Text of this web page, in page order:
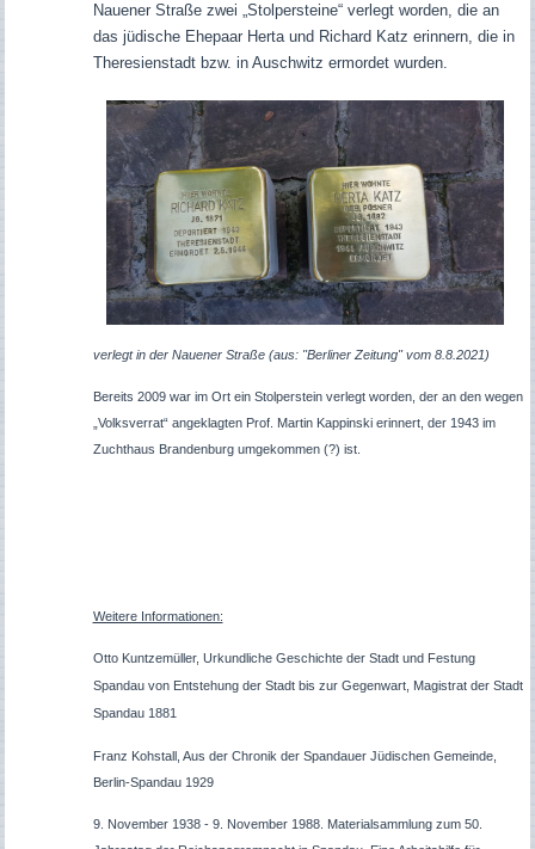
Nauener Straße zwei „Stolpersteine“ verlegt worden, die an
das jüdische Ehepaar Herta und Richard Katz erinnern, die in
Theresienstadt bzw. in Auschwitz ermordet wurden.
verlegt in der Nauener Straße (aus: "Berliner Zeitung" vom 8.8.2021)
Bereits 2009 war im Ort ein Stolperstein verlegt worden, der an den wegen
„Volksverrat“ angeklagten Prof. Martin Kappinski erinnert, der 1943 im
Zuchthaus Brandenburg umgekommen (?) ist.
Weitere Informationen:
Otto Kuntzemüller, Urkundliche Geschichte der Stadt und Festung
Spandau von Entstehung der Stadt bis zur Gegenwart, Magistrat der Stadt
Spandau 1881
Franz Kohstall, Aus der Chronik der Spandauer Jüdischen Gemeinde,
Berlin-Spandau 1929
9. November 1938 - 9. November 1988. Materialsammlung zum 50.